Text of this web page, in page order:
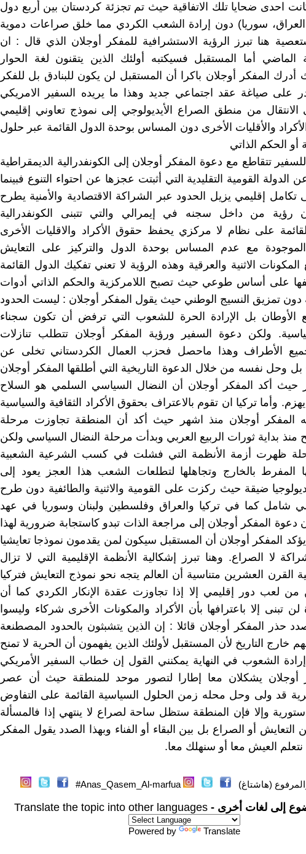
كانت احدى ضحايا تلك الاتفاقية حيث تم تجزئة كردستان بين أربع دول
العراق، سوريا) دون إرادة الشعب الكردي مما خلق صراعات دموية
هنا تبرز الرؤية الاستشرافية للمفكر أوجلان الذي قال : ان
الماضي أما المستقبل فسيكتبه أولئك الذين يتقنون لغة الحوار
أدرك المفكر أوجلان باكرا أن المستقبل لن يكون للبنادق بل للفكر
على صياغة عقد اجتماعي جديد وهذا ما يريده السفير الامريكي
الانتقال من منطق الصراع الأيديولوجي إلى نموذج تعاوني إقليمي
والأقليات الأخرى دون المساس بوحدة الدول القائمة عبر حلول
أو الحكم الذاتي
تتقاطع مع دعوة المفكر أوجلان إلى الكونفدرالية الديمقراطية
الدولة القومية التقليدية التي أثبتت عجزها عن احتواء التنوع فبينما
تكامل إقليمي يزيل الحدود عبر الشراكة الاقتصادية والأمنية يطرح
رؤية من داخل سجنه في إيمرالي والتي تتبنى الكونفدرالية
القائمة على نظام لا مركزي يحفظ حقوق الأكراد والاقليات الأخرى
مع عدم المساس بوحدة الدول والتركيز على التعايش
الاثنية والعرقية وهذه الرؤية لا تعني تفكيك الدول القائمة
على أساس طوعي حيث تصبح اللامركزية والحكم الذاتي أدوات
دون تمزيق النسيج الوطني حيث يقول المفكر أوجلان : ليست الحدود
الأوطان بل الإرادة الحرة للشعوب التي ترفض أن تكون سجناء
ولكن دعوة السفير ورؤية المفكر أوجلان تتطلب تنازلات
الأطراف وهذا ماحصل فحزب العمال الكردستاني تخلى عن
بل وحل نفسه من خلال الدعوة التاريخية التي أطلقها المفكر أوجلان
حيث أكد المفكر أوجلان أن النضال السياسي السلمي هو السلاح
يهزم. وأما تركيا ان تقوم بالاعتراف بحقوق الأكراد الثقافية والسياسية
المفكر أوجلان منذ اشهر حيث أكد أن المنطقة تجاوزت مرحلة
منذ بداية ثورات الربيع العربي وبدأت مرحلة النضال السياسي ولكن
ظهرت أزمة الأنظمة التي فشلت في كسب الشرعية الشعبية
المفرط بالخارج وتجاهلها لتطلعات الشعب هذا العجز يعود إلى
ضيقة حيث ركزت على القومية والاثنية والطائفية دون طرح
شامل كما في تركيا والعراق وفلسطين ولبنان وسوريا في عهد
دعوة المفكر أوجلان إلى مراجعة الذات تبدو كاستجابة ضرورية لهذا
المفكر أوجلان أن المستقبل سيكون لمن يقدمون نموذجا تعايشيا
لا الصراع. وهنا تبرز إشكالية الأنظمة الإقليمية التي لا تزال
القرن العشرين متناسية أن العالم يتجه نحو نموذج التعايش فتركيا
من لعب دور إقليمي إلا إذا تجاوزت عقدة الإنكار الكردي كما أن
لن تبنى إلا باعترافها بأن الأكراد والمكونات الأخرى شركاء وليسوا
حذر المفكر أوجلان قائلا : إن الذين يتشبثون بالحدود المصطنعة
خارج التاريخ لأن المستقبل لأولئك الذين يفهمون أن الحرية لا تمنح
الشعوب في النهاية يمكنني القول إن خطاب السفير الأمريكي
أوجلان يشكلان معا إطارا لتصور موحد للمنطقة حيث أن عصر
قد ولى وحل محله زمن الحلول السياسية القائمة على التفاوض
وإلا فإن المنطقة ستظل ساحة لصراع لا ينتهي إذا فالمسألة
التعايش أو الصراع بل بين البقاء أو الفناء وبهذا الصدد يقول المفكر
نتعلم العيش معا أو سنهلك معا.
(هاشتاغ) Anas_Qasem_Al-marfua#
إلى لغات أخرى - Translate the topic into other languages
Powered by Translate